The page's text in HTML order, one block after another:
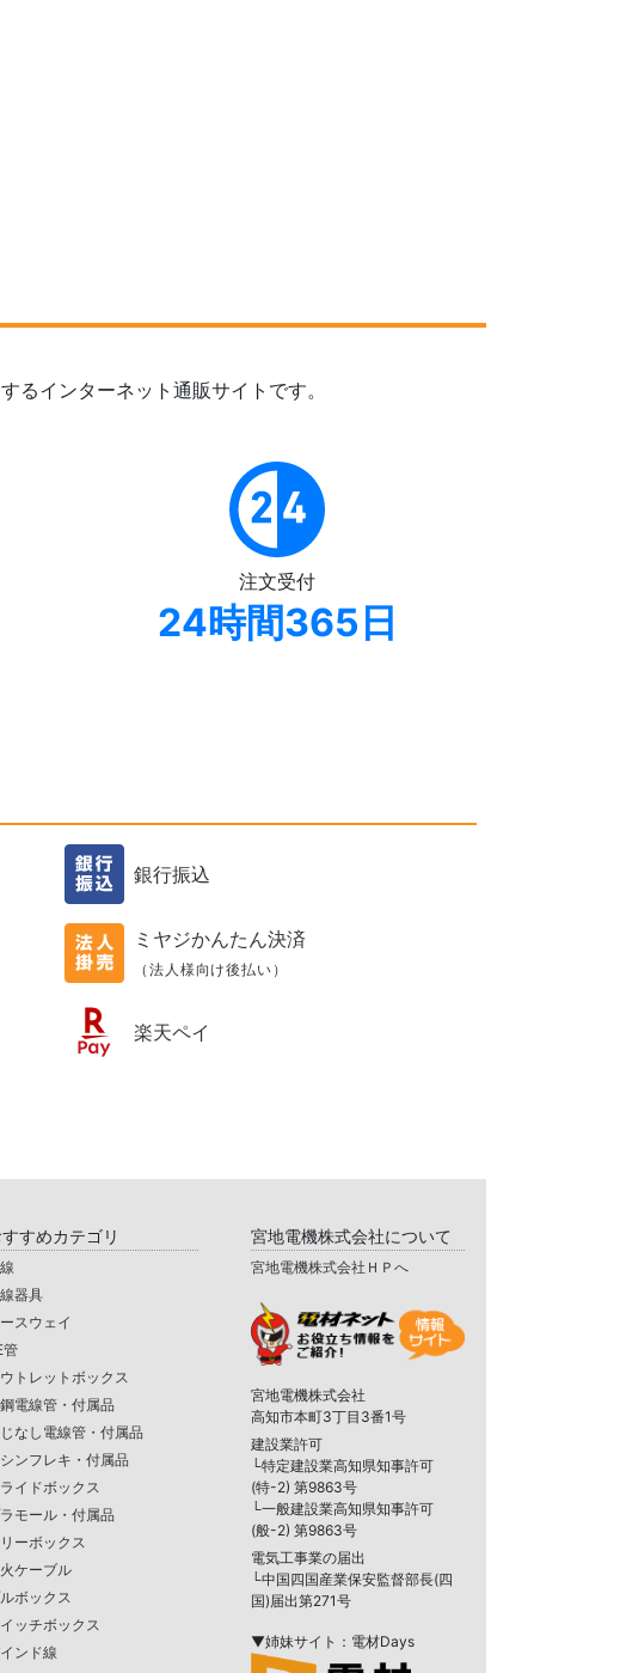
るインターネット通販サイトです。
注文受付
24時間365日
銀行振込
ミヤジかんたん決済
（法人様向け後払い）
楽天ペイ
すめカテゴリ
器具
スウェイ
管
トレットボックス
電線管・付属品
なし電線管・付属品
ンフレキ・付属品
イドボックス
モール・付属品
ーボックス
ケーブル
ボックス
ッチボックス
ンド線
宮地電機株式会社について
宮地電機株式会社ＨＰへ
宮地電機株式会社
高知市本町3丁目3番1号
建設業許可
└特定建設業高知県知事許可
(特-2) 第9863号
└一般建設業高知県知事許可
(般-2) 第9863号
電気工事業の届出
└中国四国産業保安監督部長(四
国)届出第271号
▼姉妹サイト：電材Days